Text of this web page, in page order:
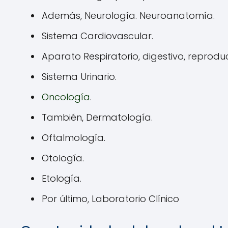
Además, Neurología. Neuroanatomía.
Sistema Cardiovascular.
Aparato Respiratorio, digestivo,
Sistema Urinario.
Oncología.
También, Dermatología.
Oftalmología.
Otología.
Etología.
Por último, Laboratorio Clínico